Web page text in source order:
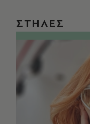
ΣΤΗΛΕΣ